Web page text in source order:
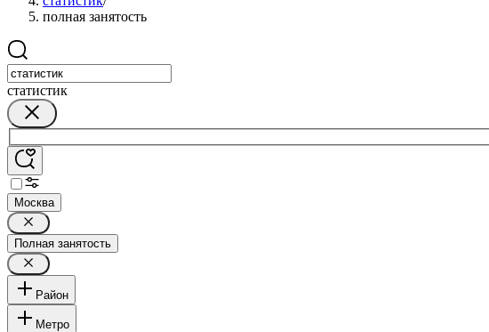
полная занятость
статистик
Москва
Полная занятость
Район
Метро